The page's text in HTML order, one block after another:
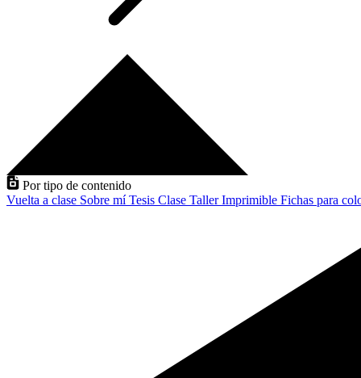
Por tipo de contenido
Vuelta a clase Sobre míTesis Clase TallerImprimible Fichas para